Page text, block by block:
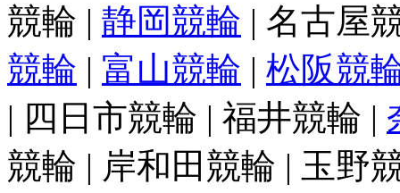
競輪 | 静岡競輪 | 名古屋
競輪 | 富山競輪 | 松阪競
| 四日市競輪 | 福井競輪 |
競輪 | 岸和田競輪 | 玉野